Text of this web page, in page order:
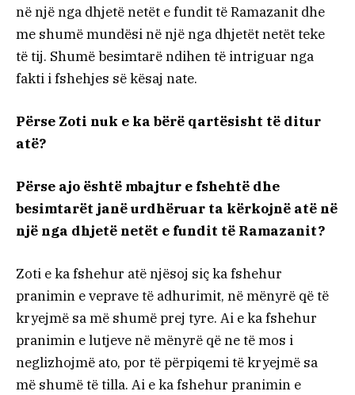
në një nga dhjetë netët e fundit të Ramazanit dhe
me shumë mundësi në një nga dhjetët netët teke
të tij. Shumë besimtarë ndihen të intriguar nga
fakti i fshehjes së kësaj nate.
Përse Zoti nuk e ka bërë qartësisht të ditur
atë?
Përse ajo është mbajtur e fshehtë dhe
besimtarët janë urdhëruar ta kërkojnë atë në
një nga dhjetë netët e fundit të Ramazanit?
Zoti e ka fshehur atë njësoj siç ka fshehur
pranimin e veprave të adhurimit, në mënyrë që të
kryejmë sa më shumë prej tyre. Ai e ka fshehur
pranimin e lutjeve në mënyrë që ne të mos i
neglizhojmë ato, por të përpiqemi të kryejmë sa
më shumë të tilla. Ai e ka fshehur pranimin e